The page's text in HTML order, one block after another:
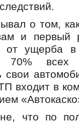
о том,
и
от ущерба в
70% всех
свои
входит в
что по